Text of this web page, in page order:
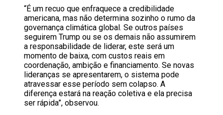
“É um recuo que enfraquece a credibilidade
americana, mas não determina sozinho o rumo da
governança climática global. Se outros países
seguirem Trump ou se os demais não assumirem
a responsabilidade de liderar, este será um
momento de baixa, com custos reais em
coordenação, ambição e financiamento. Se novas
lideranças se apresentarem, o sistema pode
atravessar esse período sem colapso. A
diferença estará na reação coletiva e ela precisa
ser rápida”, observou.